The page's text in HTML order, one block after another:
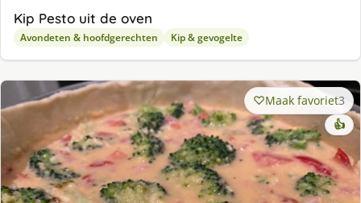
Kip Pesto uit de oven
Avondeten & hoofdgerechten Kip & gevogelte
Maak favoriet3
👍